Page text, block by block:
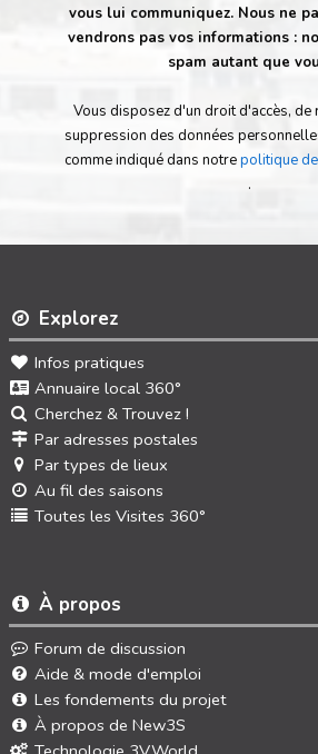
vous lui communiquez. Nous ne
vendrons pas vos informations :
spam autant que
Vous disposez d'un droit d'accès, de
suppression des données
comme indiqué dans notrepolitique
.
Explorez
Infos pratiques
Annuaire local 360°
Cherchez & Trouvez !
Par adresses postales
Par types de lieux
Au fil des saisons
Toutes les Visites 360°
À propos
Forum de discussion
Aide & mode d'emploi
Les fondements du projet
À propos de New3S